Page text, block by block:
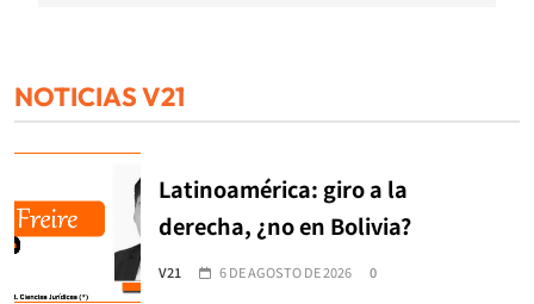
NOTICIAS V21
Latinoamérica: giro a la
derecha, ¿no en Bolivia?
V21 6 DE AGOSTO DE 2026 0